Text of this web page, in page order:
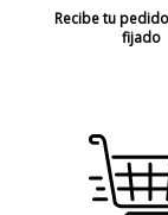
Recibe tu
fijado